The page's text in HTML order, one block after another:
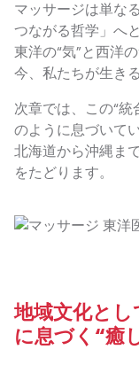
マッサージは単な
つながる哲学」へ
東洋の“気”と西洋
今、私たちが生き
次章では、この“
のように息づいて
北海道から沖縄ま
をたどります。
地域文化と
に息づく“癒